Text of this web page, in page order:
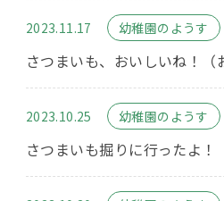
2023.11.17 幼稚園のようす
さつまいも、おいしいね！（
2023.10.25 幼稚園のようす
さつまいも掘りに行ったよ！